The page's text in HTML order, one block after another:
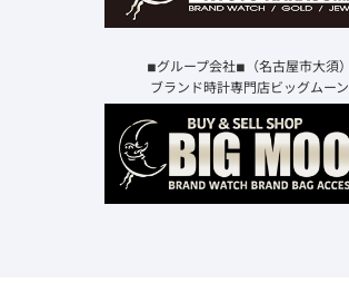
◾︎グループ会社◾︎（名古屋市大須）
ブランド時計専門店ビッグムーン